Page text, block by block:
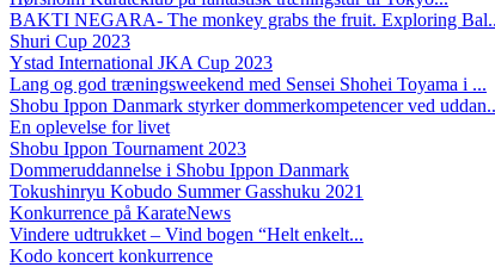
BAKTI NEGARA- The monkey grabs the fruit. Exploring
Shuri Cup 2023
Ystad International JKA Cup 2023
Lang og god træningsweekend med Sensei Shohei Toyama i ...
Shobu Ippon Danmark styrker dommerkompetencer ved
En oplevelse for livet
Shobu Ippon Tournament 2023
Dommeruddannelse i Shobu Ippon Danmark
Tokushinryu Kobudo Summer Gasshuku 2021
Konkurrence på KarateNews
Vindere udtrukket – Vind bogen “Helt enkelt...
Kodo koncert konkurrence